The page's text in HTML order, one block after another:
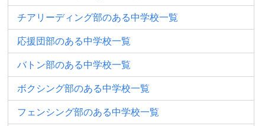
チアリーディング部のある中学校一覧
応援団部のある中学校一覧
バトン部のある中学校一覧
ボクシング部のある中学校一覧
フェンシング部のある中学校一覧